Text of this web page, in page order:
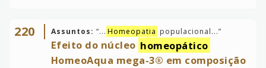
220 Assuntos: “... Homeopatia populacional...”
Efeito do núcleo homeopático
HomeoAqua mega-3® em composição